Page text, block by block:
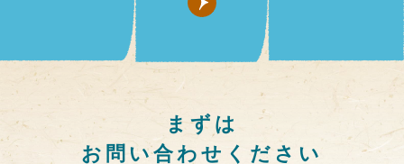
まずは
お問い合わせください